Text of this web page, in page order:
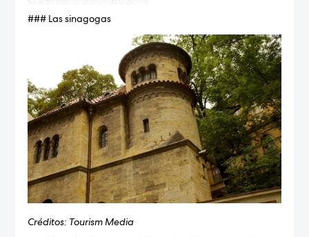
### Las sinagogas
Créditos: Tourism Media